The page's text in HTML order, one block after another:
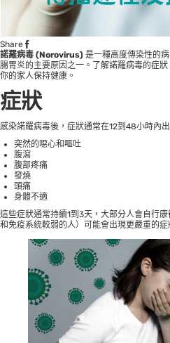
Share
諾羅病毒 (Norovirus) 是一種高度傳染性的
腸胃炎的主要原因之一。了解諾羅病毒的症
你的家人保持健康。
症狀
感染諾羅病毒後，症狀通常在12到48小時內
突然的噁心和嘔吐
腹瀉
腹部疼痛
發燒
頭痛
身體不適
這些症狀通常持續1到3天，大部分人會自行
和免疫系統較弱的人）可能會出現更嚴重的